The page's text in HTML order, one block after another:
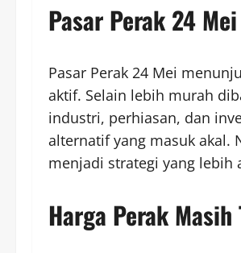
Pasar Perak 24
Pasar Perak 24 Mei
aktif. Selain lebih murah
industri, perhiasan, dan
alternatif yang masuk akal.
menjadi strategi yang lebih
Harga Perak